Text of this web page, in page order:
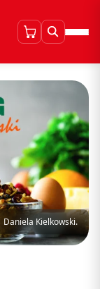
Daniela Kielkowski.